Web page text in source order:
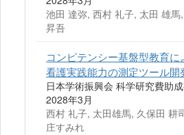
池田 達弥, 西村 礼子, 太田 雄馬
昇吾
コンピテンシー基盤型教育に
看護実践能力の測定ツール開
日本学術振興会 科学研究費助
2028年3月
西村 礼子, 太田雄馬, 久保田 耕
庄すみれ